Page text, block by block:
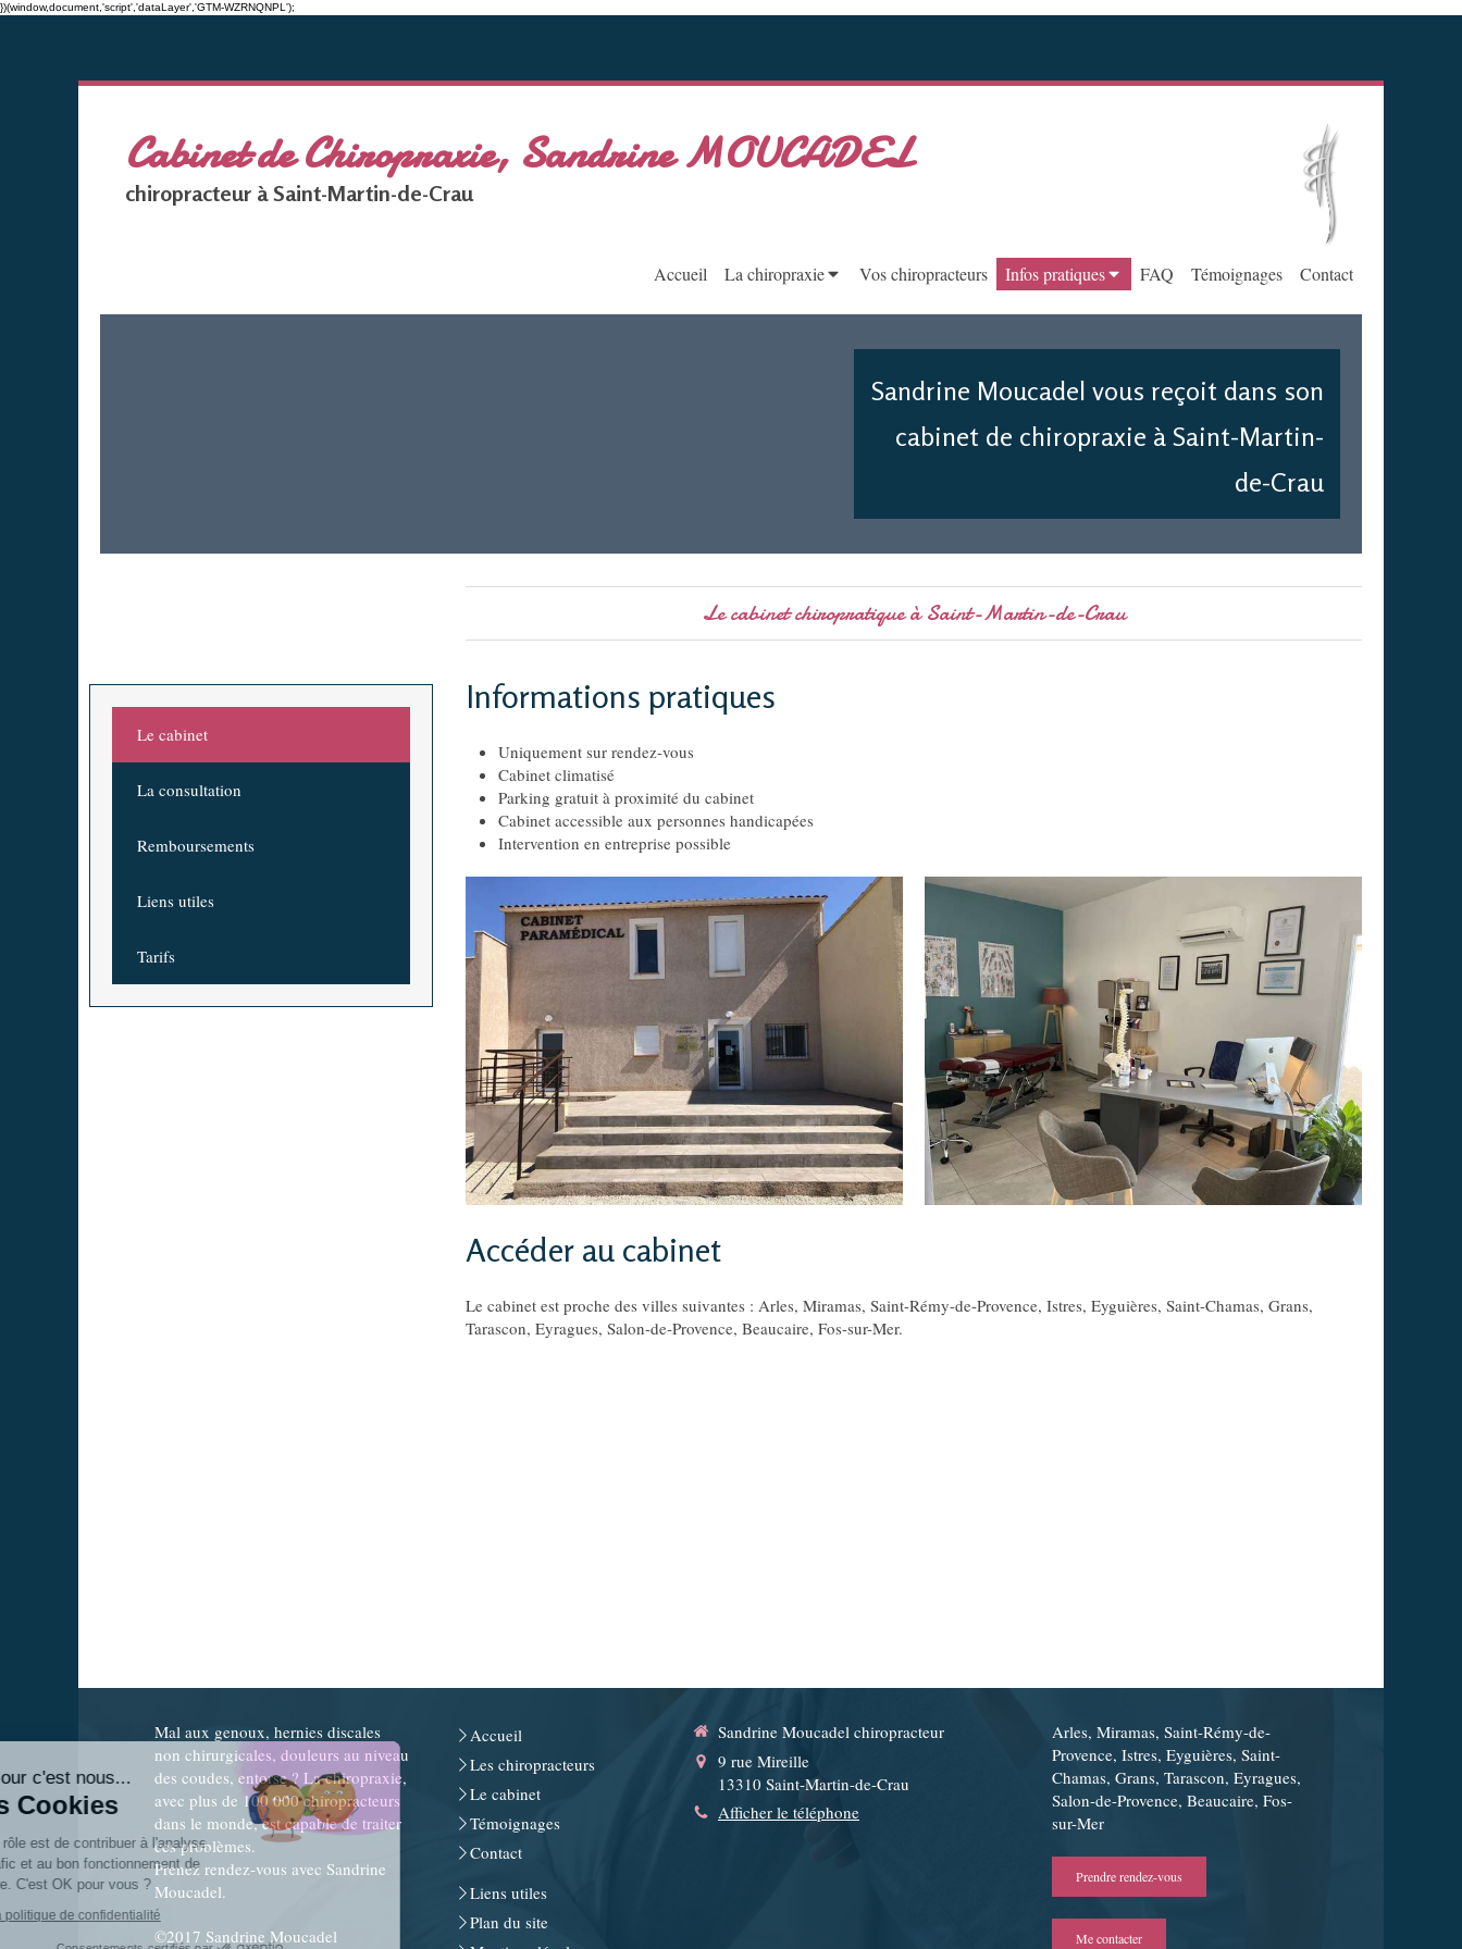
})(window,document,'script','dataLayer','GTM-WZRNQNPL');
Cabinet de Chiropraxie, Sandrine MOUCADEL
chiropracteur à Saint-Martin-de-Crau
Accueil La chiropraxie Vos chiropracteurs Infos pratiques FAQ Témoignages Contact
Sandrine Moucadel vous reçoit dans son
cabinet de chiropraxie à Saint-Martin-
de-Crau
Le cabinet chiropratique à Saint-Martin-de-Crau
Informations pratiques
Uniquement sur rendez-vous
Cabinet climatisé
Parking gratuit à proximité du cabinet
Cabinet accessible aux personnes handicapées
Intervention en entreprise possible
Accéder au cabinet
Le cabinet est proche des villes suivantes : Arles, Miramas, Saint-Rémy-de-Provence, Istres, Eyguières, Saint-Chamas, Grans,
Tarascon, Eyragues, Salon-de-Provence, Beaucaire, Fos-sur-Mer.
Le cabinet
La consultation
Remboursements
Liens utiles
Tarifs
Mal aux genoux, hernies discales
non chirurgicales, douleurs au niveau
des coudes, entorse ? La chiropraxie,
avec plus de 100 000 chiropracteurs
dans le monde, est capable de traiter
ces problèmes.
Prenez rendez-vous avec Sandrine
Moucadel.
©2017 Sandrine Moucadel
Accueil
Les chiropracteurs
Le cabinet
Témoignages
Contact
Liens utiles
Plan du site
Sandrine Moucadel chiropracteur
9 rue Mireille
13310 Saint-Martin-de-Crau
Afficher le téléphone
Arles, Miramas, Saint-Rémy-de-
Provence, Istres, Eyguières, Saint-
Chamas, Grans, Tarascon, Eyragues,
Salon-de-Provence, Beaucaire, Fos-
sur-Mer
Prendre rendez-vous
Me contacter
Bonjour c'est nous...
Les Cookies
Notre rôle est de contribuer à l'analyse
du trafic et au bon fonctionnement de
ce site. C'est OK pour vous ?
Lire la politique de confidentialité